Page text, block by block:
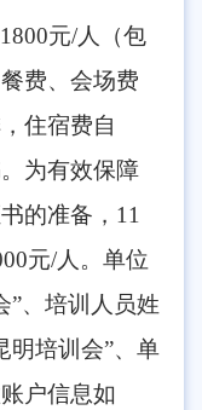
元/人（包
费、会场费
住宿费自
为有效保障
的准备，11
元/人。单位
”、培训人员姓
明培训会”、单
户信息如